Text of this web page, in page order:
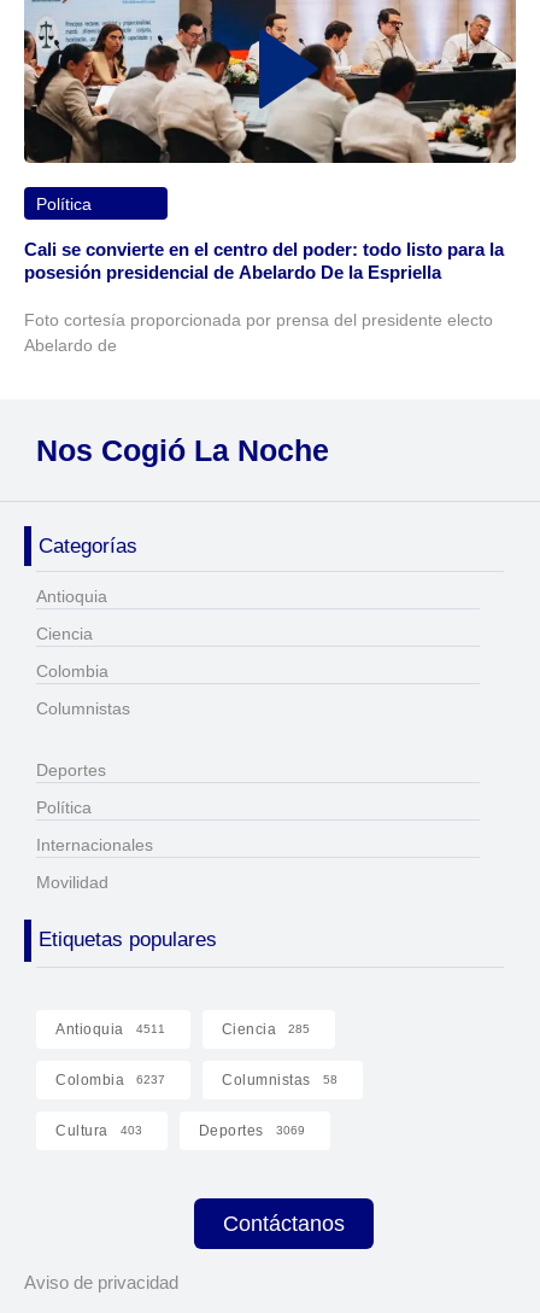
Política
Cali se convierte en el centro del poder: todo listo para la
posesión presidencial de Abelardo De la Espriella
Foto cortesía proporcionada por prensa del presidente electo
Abelardo de
Nos Cogió La Noche
Categorías
Antioquia
Ciencia
Colombia
Columnistas
Deportes
Política
Internacionales
Movilidad
Etiquetas populares
Antioquia 4511 Ciencia 285
Colombia 6237 Columnistas 58
Cultura 403 Deportes 3069
Contáctanos
Aviso de privacidad